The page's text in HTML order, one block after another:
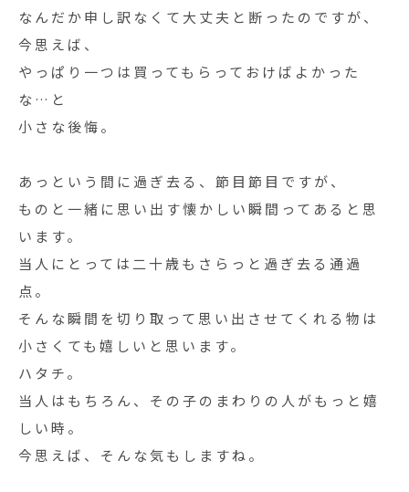
なんだか申し訳なくて大丈夫と断ったのですが、
今思えば、
やっぱり一つは買ってもらっておけばよかった
な…と
小さな後悔。
あっという間に過ぎ去る、節目節目ですが、
ものと一緒に思い出す懐かしい瞬間ってあると思
います。
当人にとっては二十歳もさらっと過ぎ去る通過
点。
そんな瞬間を切り取って思い出させてくれる物は
小さくても嬉しいと思います。
ハタチ。
当人はもちろん、その子のまわりの人がもっと嬉
しい時。
今思えば、そんな気もしますね。